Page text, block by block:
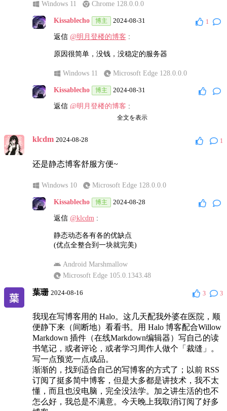
Windows 11 Chrome 128.0.0.0
Kissablecho 博主 2024-08-31 1
返信 @明月登楼的博客 :
原因很简单，没钱，没稳定的服务器
Windows 11 Microsoft Edge 128.0.0.0
Kissablecho 博主 2024-08-31
返信 @明月登楼的博客 :
在下是一名普通学生，经济短缺
Windows 11
明月登楼的博客 2024-08-31
返信@明月登楼的博客:
🙃
Windows 11 Microsoft Edge 128.0.0.0
全文を表示
klcdm 2024-08-28 1
还是静态博客舒服方便~
Windows 10 Microsoft Edge 128.0.0.0
Kissablecho 博主 2024-08-28
返信 @klcdm:
静态动态各有各的优缺点
(优点全整合到一块就完美)
Android Marshmallow
Microsoft Edge 105.0.1343.48
葉珊 2024-08-16 3 3
我现在写博客用的 Halo。这几天配我外婆在医院，顺
便静下来（间断地）看看书。用 Halo 博客配合Willow
Markdown 插件（在线Markdown编辑器）写自己的读
书笔记，或者评论，或者学习周作人做个「裁缝」。
写一点预览一点成品。
渐渐的，找到适合自己的写博客的方式了；以前 RSS
订阅了挺多简中博客，但是大多都是讲技术，我不太
懂，而且也没电脑，完全没法学。加之讲生活的也不
怎么好，我总是不满意。今天晚上我取消订阅了好多